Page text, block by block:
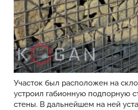
Участок был расположен на
устроил габионную подпорную
стены. В дальнейшем на ней